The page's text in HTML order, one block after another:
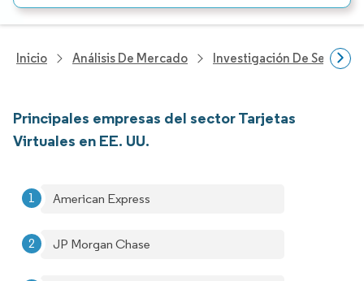
Inicio Análisis De Mercado Investigación De
Principales empresas del sector Tarjetas
Virtuales en EE. UU.
American Express
JP Morgan Chase